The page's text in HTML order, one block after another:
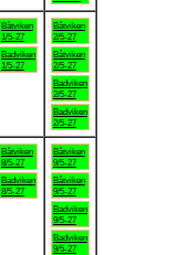
Båtviken
1/5-27
Badviken
1/5-27
Båtviken
2/5-27
Båtviken
2/5-27
Badviken
2/5-27
Badviken
2/5-27
Båtviken
8/5-27
Badviken
8/5-27
Båtviken
9/5-27
Båtviken
9/5-27
Badviken
9/5-27
Badviken
9/5-27